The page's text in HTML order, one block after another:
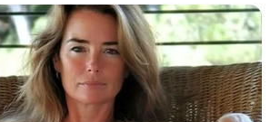
4370
artes marciais
sobre beisebol